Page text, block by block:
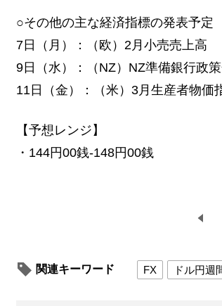
○その他の主な経済指標の発表予定
7日（月）：（欧）2月小売売上高
9日（水）：（NZ）NZ準備銀行政
11日（金）：（米）3月生産者物価
【予想レンジ】
・144円00銭-148円00銭
関連キーワード FX ドル円週